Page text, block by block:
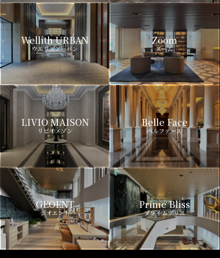
Wellith URBAN
ウエリスアーバン
Zoom
ズーム
LIVIO MAISON
リビオメゾン
Belle Face
ベルファース
GEOENT
ジオエント
Prime Bliss
プライムブリス